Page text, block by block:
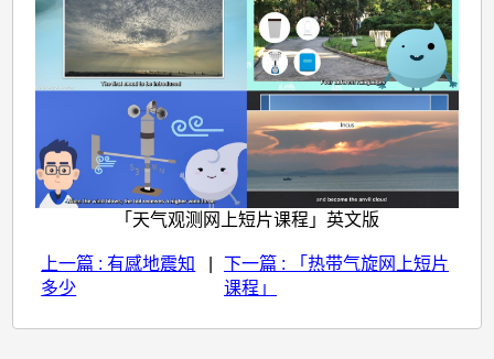
「天气观测网上短片课程」英文版
上一篇 : 有感地震知
多少
下一篇 : 「热带气旋网上短片
课程」